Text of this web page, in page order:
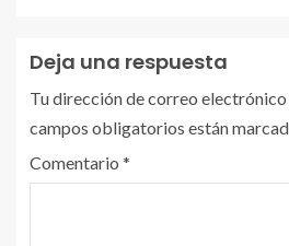
Deja una respuesta
Tu dirección de correo
campos obligatorios están
Comentario *